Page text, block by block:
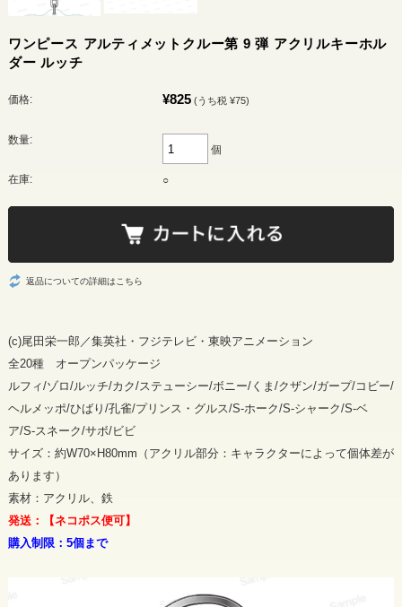
ワンピース アルティメットクルー第 9 弾 アクリルキーホル
ダー ルッチ
価格: ¥825 (うち税 ¥75)
数量:
個
在庫: ○
返品についての詳細はこちら
(c)尾田栄一郎／集英社・フジテレビ・東映アニメーション
全20種 オープンパッケージ
ルフィ/ゾロ/ルッチ/カク/ステューシー/ボニー/くま/クザン/ガープ/コビー/
ヘルメッポ/ひばり/孔雀/プリンス・グルス/S-ホーク/S-シャーク/S-ベ
ア/S-スネーク/サボ/ビビ
サイズ：約W70×H80mm（アクリル部分：キャラクターによって個体差が
あります）
素材：アクリル、鉄
発送：【ネコポス便可】
購入制限：5個まで